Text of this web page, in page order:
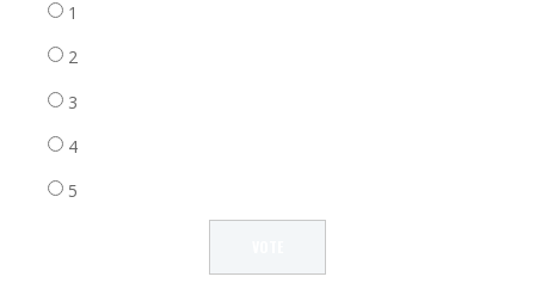
1
2
3
4
5